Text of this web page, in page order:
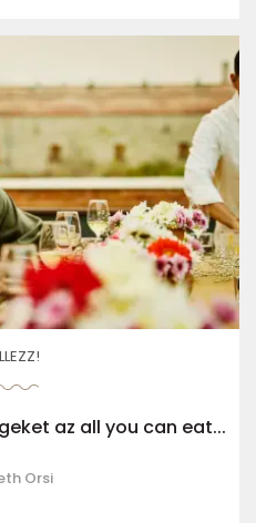
az all you can eat...
Orsi